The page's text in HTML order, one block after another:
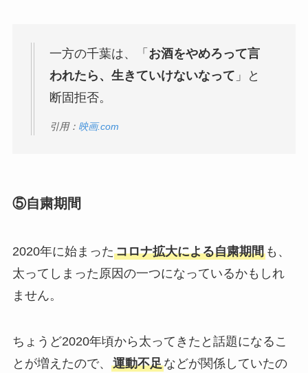
一方の千葉は、「 お酒をやめろって言
われたら、生きていけないなって 」と
断固拒否。
引用： 映画.com
⑤自粛期間
2020年に始まったコロナ拡大による自粛期間も、
太ってしまった原因の一つになっているかもしれ
ません。
ちょうど2020年頃から太ってきたと話題になるこ
とが増えたので、 運動不足などが関係していたの